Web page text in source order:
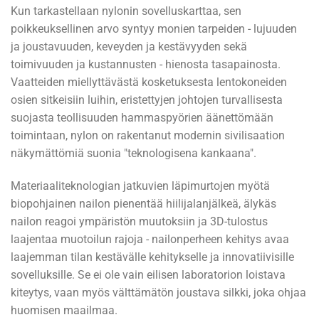
Kun tarkastellaan nylonin sovelluskarttaa, sen
poikkeuksellinen arvo syntyy monien tarpeiden - lujuuden
ja joustavuuden, keveyden ja kestävyyden sekä
toimivuuden ja kustannusten - hienosta tasapainosta.
Vaatteiden miellyttävästä kosketuksesta lentokoneiden
osien sitkeisiin luihin, eristettyjen johtojen turvallisesta
suojasta teollisuuden hammaspyörien äänettömään
toimintaan, nylon on rakentanut modernin sivilisaation
näkymättömiä suonia "teknologisena kankaana".
Materiaaliteknologian jatkuvien läpimurtojen myötä
biopohjainen nailon pienentää hiilijalanjälkeä, älykäs
nailon reagoi ympäristön muutoksiin ja 3D-tulostus
laajentaa muotoilun rajoja - nailonperheen kehitys avaa
laajemman tilan kestävälle kehitykselle ja innovatiivisille
sovelluksille. Se ei ole vain eilisen laboratorion loistava
kiteytys, vaan myös välttämätön joustava silkki, joka ohjaa
huomisen maailmaa.